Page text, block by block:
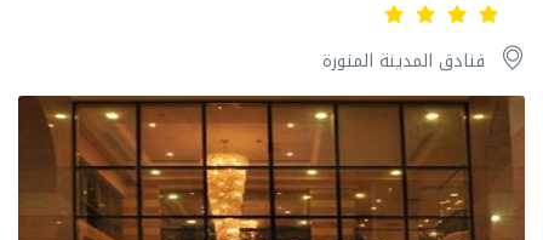
فنادق المدينة المنورة